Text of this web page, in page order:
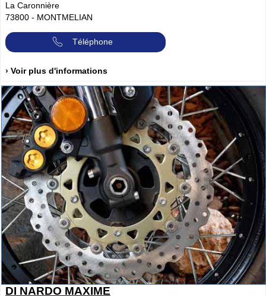
La Caronnière
73800 - MONTMELIAN
Téléphone
› Voir plus d'informations
DI NARDO MAXIME